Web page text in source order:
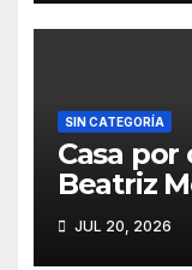
SIN CATEGORÍA
Casa
Beatriz
nacional
JUL 20, 2026